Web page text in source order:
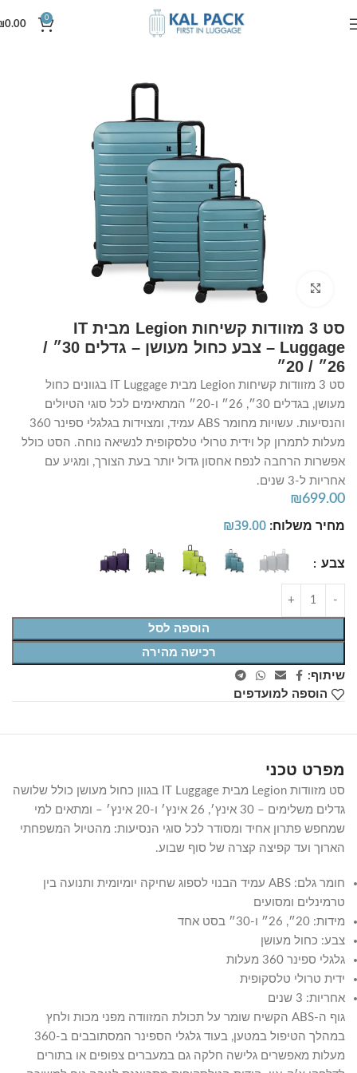
0
0.00
עמוד הבית
Click to enlarge
סט 3 מזוודות קשיחות Legion מבית IT
Luggage – צבע כחול מעושן – גדלים 30״ /
26״ / 20״
סט 3 מזוודות קשיחות Legion מבית IT Luggage בגוונים כחול
מעושן, בגדלים 30״, 26״ ו-20״ המתאימים לכל סוגי הטיולים
והנסיעות. עשויות מחומר ABS עמיד, ומצוידות בגלגלי ספינר 360
מעלות לתמרון קל וידית טרולי טלסקופית לנשיאה נוחה. הסט כולל
אפשרות הרחבה לנפח אחסון גדול יותר בעת הצורך, ומגיע עם
אחריות ל-3 שנים.
₪699.00
מחיר משלוח: ₪39.00
צבע
הוספה לסל
רכישה מהירה
שיתוף:
הוספה למועדפים
מפרט טכני
סט מזוודות Legion מבית IT Luggage בגוון כחול מעושן כולל שלושה
גדלים משלימים – 30 אינץ׳, 26 אינץ׳ ו-20 אינץ׳ – ומתאים למי
שמחפש פתרון אחיד ומסודר לכל סוגי הנסיעות: מהטיול המשפחתי
הארוך ועד קפיצה קצרה של סוף שבוע.
חומר גלם: ABS עמיד הבנוי לספוג שחיקה יומיומית ותנועה בין
טרמינלים ומסועים
מידות: 20״, 26״ ו-30״ בסט אחד
צבע: כחול מעושן
גלגלי ספינר 360 מעלות
ידית טרולי טלסקופית
אחריות: 3 שנים
גוף ה-ABS הקשיח שומר על תכולת המזוודה מפני מכות ולחץ
במהלך הטיפול במטען, בעוד גלגלי הספינר המסתובבים ב-360
מעלות מאפשרים גלישה חלקה גם במעברים צפופים או בתורים